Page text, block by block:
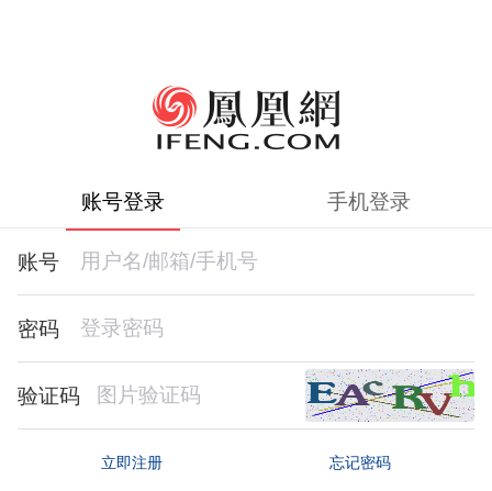
账号登录 手机登录
账号
密码
验证码
立即注册 忘记密码